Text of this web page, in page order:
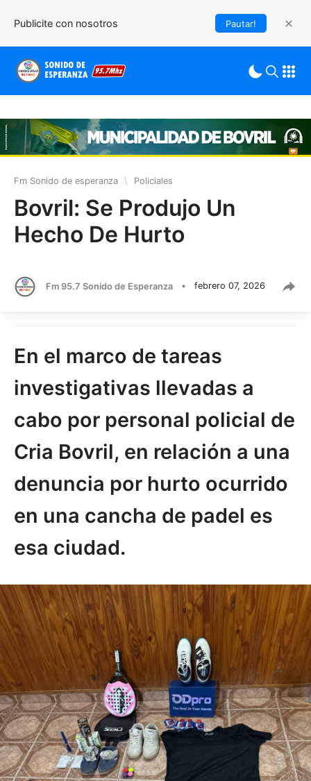
Publicite con nosotros Pautar!
Fm Sonido de esperanza \ Policiales
Bovril: Se Produjo Un
Hecho De Hurto
Fm 95.7 Sonido de Esperanza • febrero 07, 2026
En el marco de tareas
investigativas llevadas a
cabo por personal policial de
Cria Bovril, en relación a una
denuncia por hurto ocurrido
en una cancha de padel es
esa ciudad.